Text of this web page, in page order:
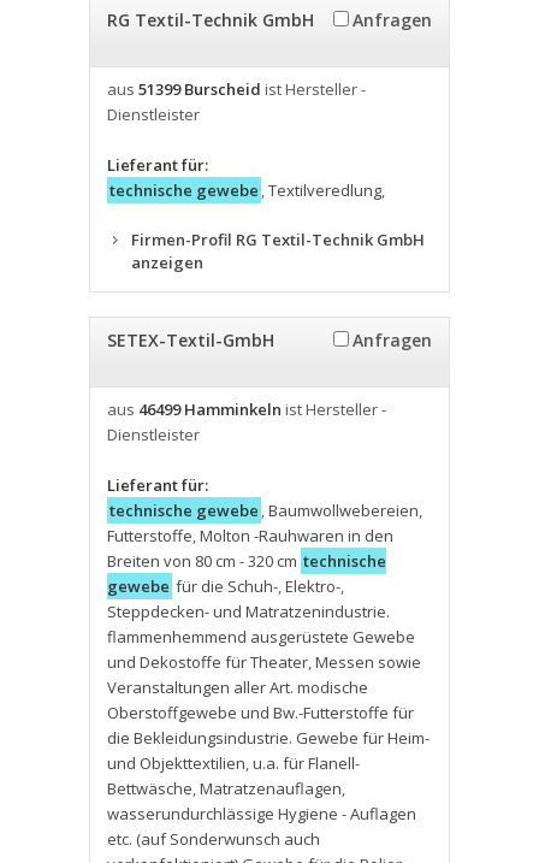
RG Textil-Technik GmbH Anfragen
aus 51399 Burscheid ist Hersteller -
Dienstleister
Lieferant für:
technische gewebe ,Textilveredlung,
Firmen-Profil RG Textil-Technik GmbH
anzeigen
SETEX-Textil-GmbH Anfragen
aus 46499 Hamminkeln ist Hersteller -
Dienstleister
Lieferant für:
technische gewebe ,Baumwollwebereien,
Futterstoffe,Molton -Rauhwaren in den
Breiten von 80 cm - 320 cm technische
gewebe für die Schuh-,Elektro-,
Steppdecken- und Matratzenindustrie.
flammenhemmend ausgerüstete Gewebe
und Dekostoffe für Theater,Messen sowie
Veranstaltungen aller Art. modische
Oberstoffgewebe und Bw.-Futterstoffe für
die Bekleidungsindustrie. Gewebe für Heim-
und Objekttextilien,u.a. für Flanell-
Bettwäsche,Matratzenauflagen,
wasserundurchlässige Hygiene - Auflagen
etc. (auf Sonderwunsch auch